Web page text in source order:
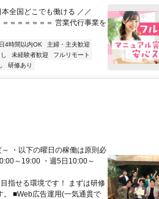
全国どこでも働ける ／／
＝＝＝＝＝＝ 営業代行事業を
4時間以内OK
主婦・主夫歓迎
未経験者歓迎
フルリモート
研修あり
・以下の曜日の稼働は原則必
～19:00 ・週5日10:00～
指せる環境です！ まずは研修
。 ■Web広告運用(一気通貫で